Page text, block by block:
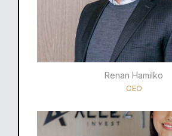
Renan Hamilko​
CEO